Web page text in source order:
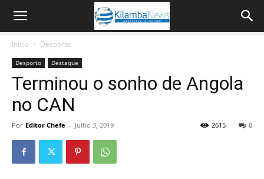
Início Desporto
Desporto Destaque
Terminou o sonho de Angola
no CAN
Por Editor Chefe - Julho 3, 2019 0
2615